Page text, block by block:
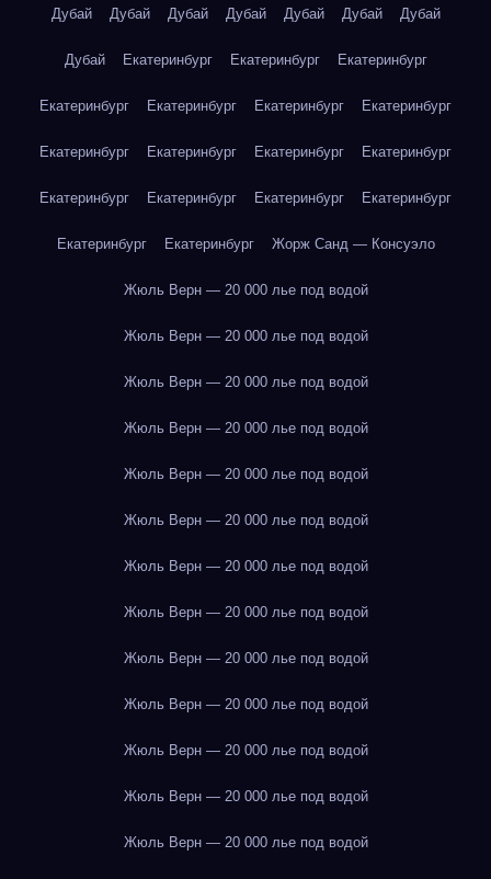
Дубай Дубай Дубай Дубай Дубай Дубай Дубай
Дубай Екатеринбург Екатеринбург Екатеринбург
Екатеринбург Екатеринбург Екатеринбург Екатеринбург
Екатеринбург Екатеринбург Екатеринбург Екатеринбург
Екатеринбург Екатеринбург Екатеринбург Екатеринбург
Екатеринбург Екатеринбург Жорж Санд — Консуэло
Жюль Верн — 20 000 лье под водой
Жюль Верн — 20 000 лье под водой
Жюль Верн — 20 000 лье под водой
Жюль Верн — 20 000 лье под водой
Жюль Верн — 20 000 лье под водой
Жюль Верн — 20 000 лье под водой
Жюль Верн — 20 000 лье под водой
Жюль Верн — 20 000 лье под водой
Жюль Верн — 20 000 лье под водой
Жюль Верн — 20 000 лье под водой
Жюль Верн — 20 000 лье под водой
Жюль Верн — 20 000 лье под водой
Жюль Верн — 20 000 лье под водой